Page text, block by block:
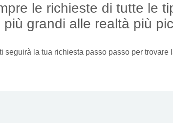
le richieste di tutte le
più grandi alle realtà più
seguirà la tua richiesta passo passo per